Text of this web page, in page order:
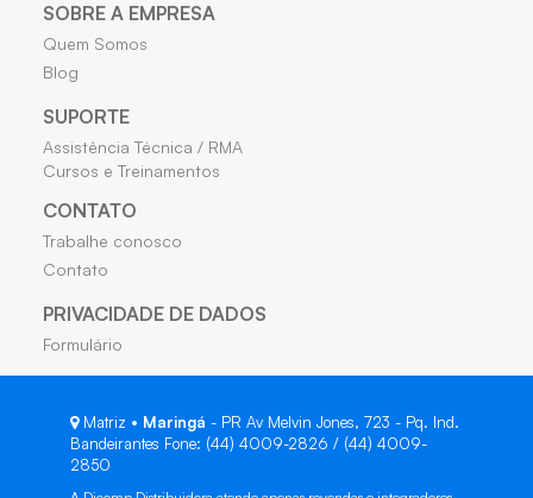
SOBRE A EMPRESA
Quem Somos
Blog
SUPORTE
Assistência Técnica / RMA
Cursos e Treinamentos
CONTATO
Trabalhe conosco
Contato
PRIVACIDADE DE DADOS
Formulário
Matriz • Maringá - PR Av Melvin Jones, 723 - Pq. Ind.
Bandeirantes Fone: (44) 4009-2826 / (44) 4009-
2850